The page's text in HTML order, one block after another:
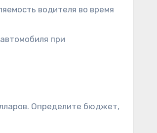
водителя во время
при
Определите бюджет,